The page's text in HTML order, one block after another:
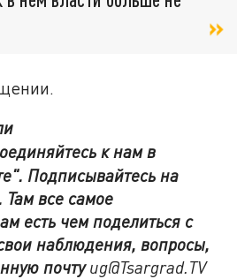
к нам в
. Подписывайтесь на
Там все самое
есть чем поделиться с
наблюдения, вопросы,
почтуug@Tsargrad.TV